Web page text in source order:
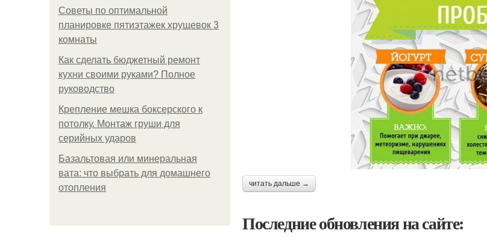
Советы по оптимальной
планировке пятиэтажек хрущевок 3
комнаты
Как сделать бюджетный ремонт
кухни своими руками? Полное
руководство
Крепление мешка боксерского к
потолку. Монтаж груши для
серийных ударов
Базальтовая или минеральная
вата: что выбрать для домашнего
отопления
читать дальше →
Последние обновления на сайте: